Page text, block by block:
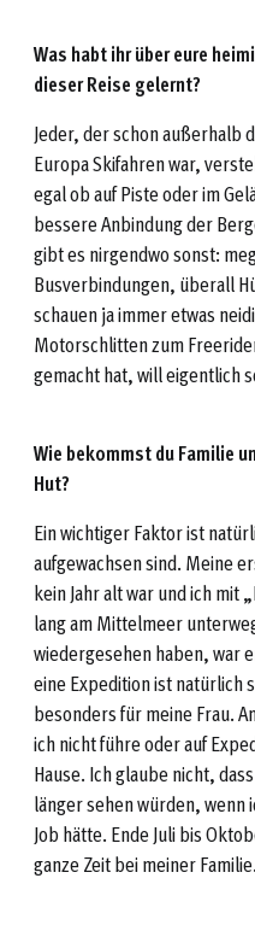
Was habt ihr über eure
dieser Reise gelernt?
Jeder, der schon außerhalb
Europa Skifahren war,
egal ob auf Piste oder im
bessere Anbindung der
gibt es nirgendwo sonst:
Busverbindungen, überall
schauen ja immer etwas
Motorschlitten zum
gemacht hat, will eigentlich
Wie bekommst du Familie
Hut?
Ein wichtiger Faktor ist
aufgewachsen sind. Meine
kein Jahr alt war und ich mit
lang am Mittelmeer
wiedergesehen haben, war
eine Expedition ist natürlich
besonders für meine Frau.
ich nicht führe oder auf
Hause. Ich glaube nicht,
länger sehen würden, wenn
Job hätte. Ende Juli bis
ganze Zeit bei meiner Familie.